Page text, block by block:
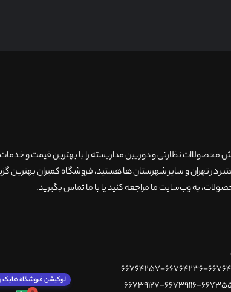
۲۰سال سابقه فروش محصولاات نظارتی و دوربین مداربسته را با بهترین
در تهران و سایر شهرستان ها هستید، فروشگاه کمیران بهترین
به وب‌سایت ما مراجعه کنید یا با ما تماس بگیرید.
لوکیشن فروشگاه هایک